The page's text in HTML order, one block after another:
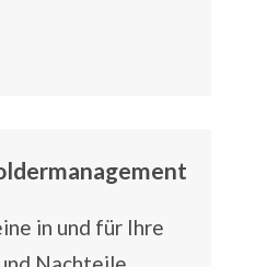
in und für Ihre